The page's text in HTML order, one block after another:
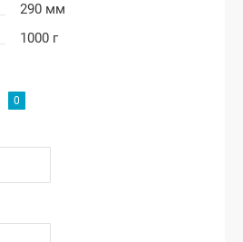
290 мм
1000 г